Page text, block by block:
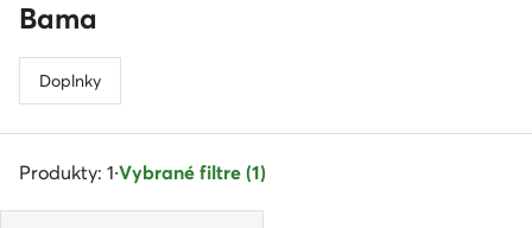
Bama
Doplnky
Produkty: 1·Vybrané filtre (1)